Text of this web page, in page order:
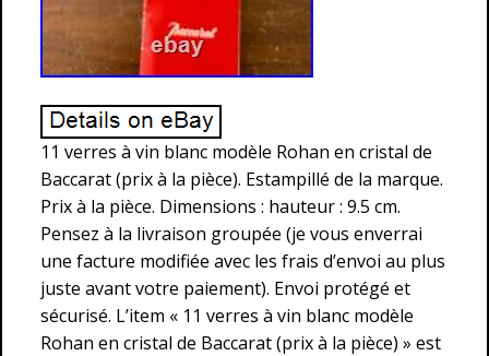
11 verres à vin blanc modèle Rohan en cristal de
Baccarat (prix à la pièce). Estampillé de la marque.
Prix à la pièce. Dimensions : hauteur : 9.5 cm.
Pensez à la livraison groupée (je vous enverrai
une facture modifiée avec les frais d’envoi au plus
juste avant votre paiement). Envoi protégé et
sécurisé. L’item « 11 verres à vin blanc modèle
Rohan en cristal de Baccarat (prix à la pièce) » est